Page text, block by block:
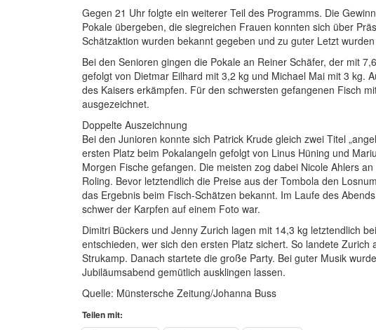
Gegen 21 Uhr folgte ein weiterer Teil des Programms. Die
Pokale übergeben, die siegreichen Frauen konnten sich über
Schätzaktion wurden bekannt gegeben und zu guter Letzt
Bei den Senioren gingen die Pokale an Reiner Schäfer, der mit
gefolgt von Dietmar Eilhard mit 3,2 kg und Michael Mai mit 3 kg.
des Kaisers erkämpfen. Für den schwersten gefangenen Fisch
ausgezeichnet.
Doppelte Auszeichnung
Bei den Junioren konnte sich Patrick Krude gleich zwei Titel
ersten Platz beim Pokalangeln gefolgt von Linus Hüning und
Morgen Fische gefangen. Die meisten zog dabei Nicole Ahlers
Roling. Bevor letztendlich die Preise aus der Tombola den
das Ergebnis beim Fisch-Schätzen bekannt. Im Laufe des
schwer der Karpfen auf einem Foto war.
Dimitri Bückers und Jenny Zurich lagen mit 14,3 kg letztendlich
entschieden, wer sich den ersten Platz sichert. So landete
Strukamp. Danach startete die große Party. Bei guter Musik
Jubiläumsabend gemütlich ausklingen lassen.
Quelle: Münstersche Zeitung/Johanna Buss
Teilen mit: